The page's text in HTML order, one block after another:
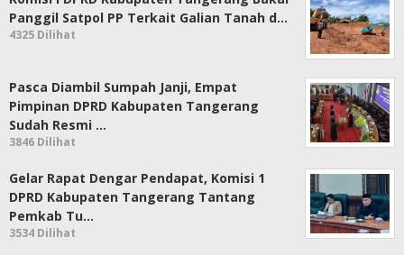
Panggil Satpol PP Terkait Galian Tanah d…
4325 Dilihat
Pasca Diambil Sumpah Janji, Empat
Pimpinan DPRD Kabupaten Tangerang
Sudah Resmi …
3846 Dilihat
Gelar Rapat Dengar Pendapat, Komisi 1
DPRD Kabupaten Tangerang Tantang
Pemkab Tu…
3534 Dilihat